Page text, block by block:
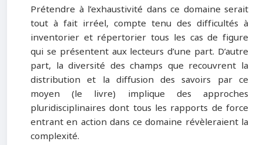
Prétendre à l’exhaustivité dans ce domaine serait
tout à fait irréel, compte tenu des difficultés à
inventorier et répertorier tous les cas de figure
qui se présentent aux lecteurs d’une part. D’autre
part, la diversité des champs que recouvrent la
distribution et la diffusion des savoirs par ce
moyen (le livre) implique des approches
pluridisciplinaires dont tous les rapports de force
entrant en action dans ce domaine révèleraient la
complexité.